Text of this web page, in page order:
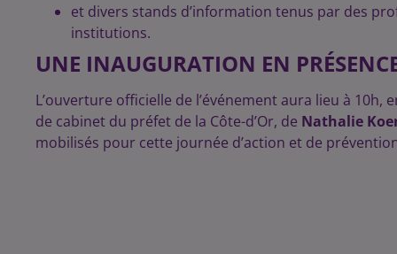
et divers stands d’information tenus par des
institutions.
UNE INAUGURATION EN
L’ouverture officielle de l’événement aura lieu à 10h,
de cabinet du préfet de la Côte-d’Or, de Nathalie
mobilisés pour cette journée d’action et de